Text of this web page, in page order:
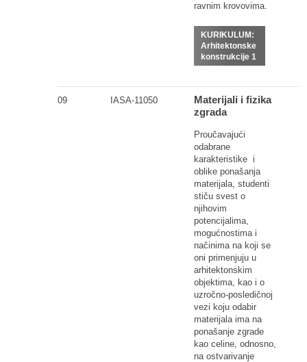
ravnim krovovima.
KURIKULUM:
Arhitektonske
konstrukcije 1
09 IASA-11050
Materijali i fizika
zgrada
Proučavajući
odabrane
karakteristike i
oblike ponašanja
materijala, studenti
stiču svest o
njihovim
potencijalima,
mogućnostima i
načinima na koji se
oni primenjuju u
arhitektonskim
objektima, kao i o
uzročno-posledičnoj
vezi koju odabir
materijala ima na
ponašanje zgrade
kao celine, odnosno,
na ostvarivanje